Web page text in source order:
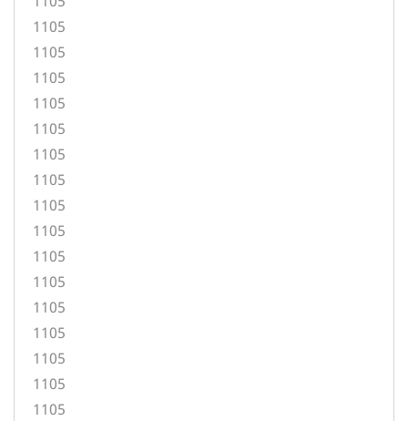
1105
1105
1105
1105
1105
1105
1105
1105
1105
1105
1105
1105
1105
1105
1105
1105